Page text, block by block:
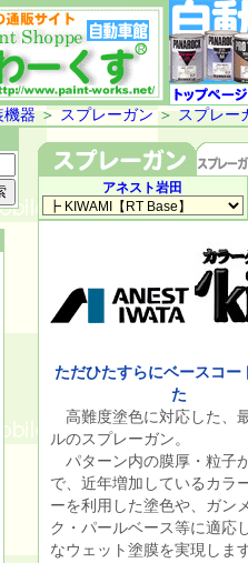
機器＞ スプレーガン ＞ スプレー
アネスト岩田
ただひたすらにベースコー
た
高難度塗色に対応した、
ルのスプレーガン。
パターン内の膜厚・粒子
で、近年増加しているカラ
ーを利用した塗色や、ガン
ク・パールベース等に適応
なウェット塗膜を実現します